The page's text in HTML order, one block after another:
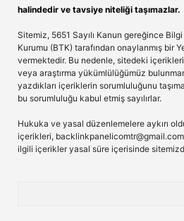
halindedir ve tavsiye niteliği taşımazlar.
Sitemiz, 5651 Sayılı Kanun gereğince
Kurumu (BTK) tarafından onaylanmış bir
vermektedir. Bu nedenle, sitedeki
veya araştırma yükümlülüğümüz
yazdıkları içeriklerin sorumluluğunu
bu sorumluluğu kabul etmiş sayılırlar.
Hukuka ve yasal düzenlemelere aykırı
içerikleri, backlinkpanelicomtr@gmail.com
ilgili içerikler yasal süre içerisinde